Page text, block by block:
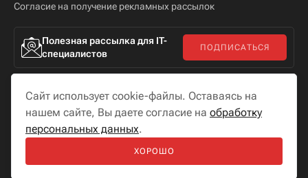
Согласие на получение рекламных рассылок
Полезная рассылка для IT-
специалистов
ПОДПИСАТЬСЯ
Мы в соцсетях
Разработка сайта —
«Бутик сайтов»
Сайт использует cookie-файлы. Оставаясь на
нашем сайте, Вы даете согласие на обработку
персональных данных.
ХОРОШО